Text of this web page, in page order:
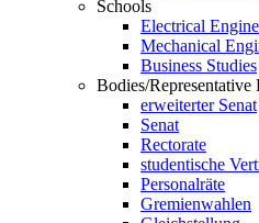
Schools
Electrical
Mechanical
Business Studies
Bodies/Representative
erweiterter Senat
Senat
Rectorate
studentische
Personalräte
Gremienwahlen